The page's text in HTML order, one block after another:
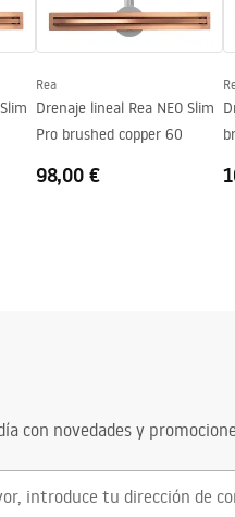
3/8 pulgadas
Rea
Drenaje lineal Rea NEO Slim
Pro brushed copper 60
98,00 €
con novedades y